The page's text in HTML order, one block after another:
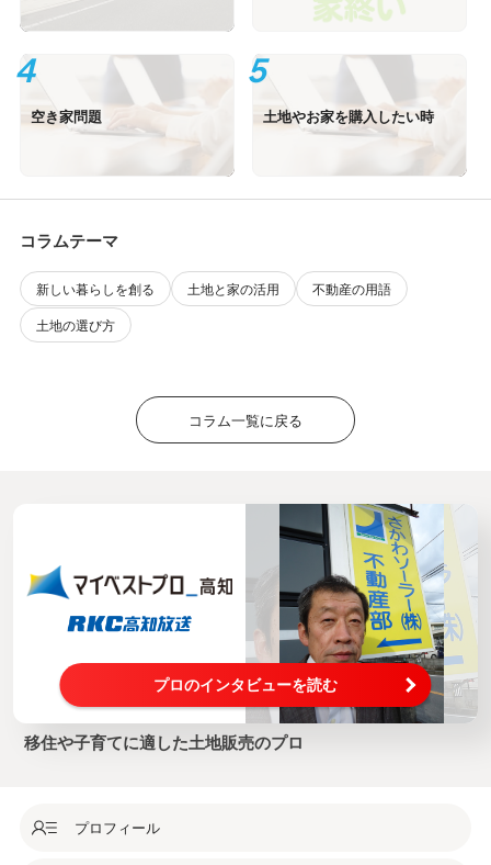
空き家問題 土地やお家を購入したい時
コラムテーマ
新しい暮らしを創る 土地と家の活用
不動産の用語
土地の選び方
コラム一覧に戻る
プロのインタビューを読む
移住や子育てに適した土地販売のプロ
プロフィール